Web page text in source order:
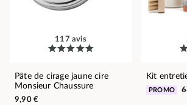
117 avis
Pâte de cirage jaune cire
Monsieur Chaussure
9,90 €
Kit
PROMO